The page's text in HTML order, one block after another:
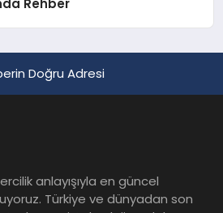
Rehber
Doğru Adresi
anlayışıyla en güncel
Türkiye ve dünyadan son